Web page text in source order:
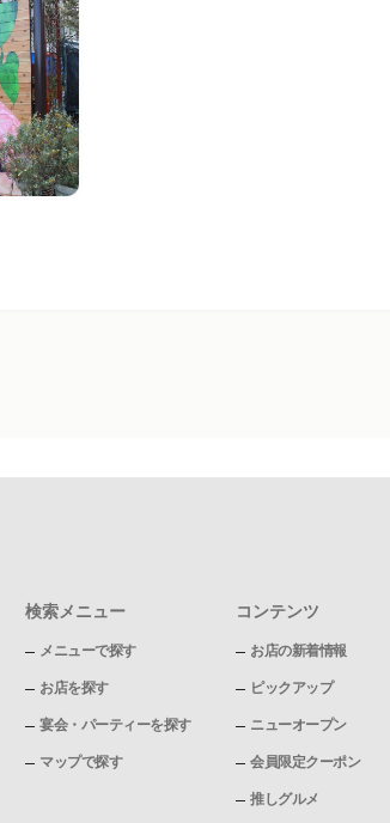
検索メニュー
メニューで探す
お店を探す
宴会・パーティーを探す
マップで探す
コンテンツ
お店の新着情報
ピックアップ
ニューオープン
会員限定クーポン
推しグルメ